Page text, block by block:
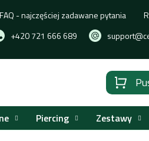
+420 721 666 689
FAQ - najczęściej zadawane pytania
Koszyk
Piercing Zestawy